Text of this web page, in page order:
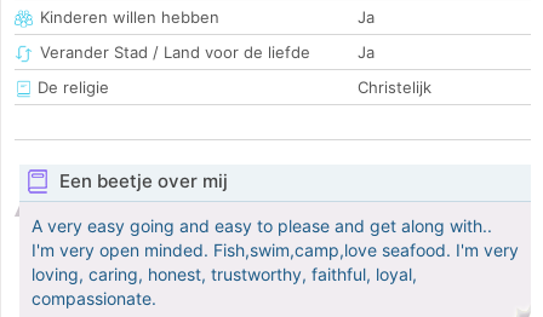
Kinderen willen hebben
Ja
Verander Stad / Land voor de liefde
Ja
De religie
Christelijk
Een beetje over mij
A very easy going and easy to please and get along with..
I'm very open minded. Fish,swim,camp,love seafood. I'm very
loving, caring, honest, trustworthy, faithful, loyal,
compassionate.